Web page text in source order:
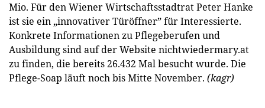
Mio. Für den Wiener Wirtschaftsstadtrat Peter Hanke
ist sie ein „innovativer Türöffner” für Interessierte.
Konkrete Informationen zu Pflegeberufen und
Ausbildung sind auf der Website nichtwiedermary.at
zu finden, die bereits 26.432 Mal besucht wurde. Die
Pflege-Soap läuft noch bis Mitte November. (kagr)